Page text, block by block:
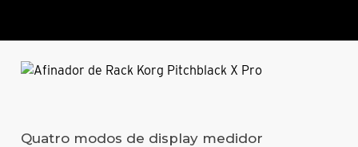
Quatro modos de display medidor